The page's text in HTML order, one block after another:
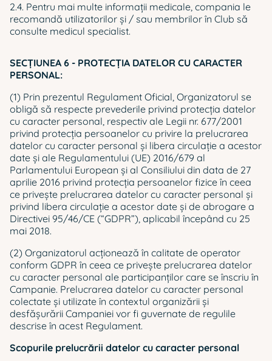
2.4. Pentru mai multe informații medicale, compania le
recomandă utilizatorilor și / sau membrilor în Club să
consulte medicul specialist.
SECŢIUNEA 6 - PROTECŢIA DATELOR CU CARACTER
PERSONAL:
(1) Prin prezentul Regulament Oficial, Organizatorul se
obligă să respecte prevederile privind protecţia datelor
cu caracter personal, respectiv ale Legii nr. 677/2001
privind protecția persoanelor cu privire la prelucrarea
datelor cu caracter personal și libera circulație a acestor
date şi ale Regulamentului (UE) 2016/679 al
Parlamentului European şi al Consiliului din data de 27
aprilie 2016 privind protecţia persoanelor fizice în ceea
ce priveşte prelucrarea datelor cu caracter personal şi
privind libera circulaţie a acestor date şi de abrogare a
Directivei 95/46/CE (“GDPR”), aplicabil începând cu 25
mai 2018.
(2) Organizatorul acţionează în calitate de operator
conform GDPR în ceea ce priveşte prelucrarea datelor
cu caracter personal ale participanților care se înscriu în
Campanie. Prelucrarea datelor cu caracter personal
colectate şi utilizate în contextul organizării şi
desfăşurării Campaniei vor fi guvernate de regulile
descrise în acest Regulament.
Scopurile prelucrării datelor cu caracter personal